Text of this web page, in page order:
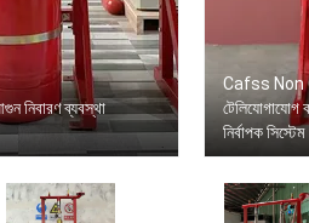
নিবারণ ব্যবস্থা
Cafss Non
টেলিযোগাযোগ
নির্বাপক সিস্টেম